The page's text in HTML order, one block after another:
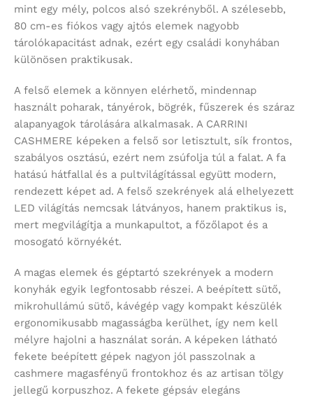
mint egy mély, polcos alsó szekrényből. A szélesebb,
80 cm-es fiókos vagy ajtós elemek nagyobb
tárolókapacitást adnak, ezért egy családi konyhában
különösen praktikusak.
A felső elemek a könnyen elérhető, mindennap
használt poharak, tányérok, bögrék, fűszerek és száraz
alapanyagok tárolására alkalmasak. A CARRINI
CASHMERE képeken a felső sor letisztult, sík frontos,
szabályos osztású, ezért nem zsúfolja túl a falat. A fa
hatású hátfallal és a pultvilágítással együtt modern,
rendezett képet ad. A felső szekrények alá elhelyezett
LED világítás nemcsak látványos, hanem praktikus is,
mert megvilágítja a munkapultot, a főzőlapot és a
mosogató környékét.
A magas elemek és géptartó szekrények a modern
konyhák egyik legfontosabb részei. A beépített sütő,
mikrohullámú sütő, kávégép vagy kompakt készülék
ergonomikusabb magasságba kerülhet, így nem kell
mélyre hajolni a használat során. A képeken látható
fekete beépített gépek nagyon jól passzolnak a
cashmere magasfényű frontokhoz és az artisan tölgy
jellegű korpuszhoz. A fekete gépsáv elegáns